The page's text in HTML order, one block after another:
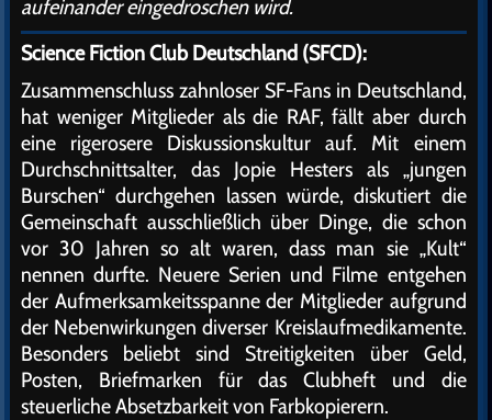
aufeinander eingedroschen wird.
Science Fiction Club Deutschland (SFCD):
Zusammenschluss zahnloser SF-Fans in Deutschland,
hat weniger Mitglieder als die RAF, fällt aber durch
eine rigerosere Diskussionskultur auf. Mit einem
Durchschnittsalter, das Jopie Hesters als „jungen
Burschen“ durchgehen lassen würde, diskutiert die
Gemeinschaft ausschließlich über Dinge, die schon
vor 30 Jahren so alt waren, dass man sie „Kult“
nennen durfte. Neuere Serien und Filme entgehen
der Aufmerksamkeitsspanne der Mitglieder aufgrund
der Nebenwirkungen diverser Kreislaufmedikamente.
Besonders beliebt sind Streitigkeiten über Geld,
Posten, Briefmarken für das Clubheft und die
steuerliche Absetzbarkeit von Farbkopierern.